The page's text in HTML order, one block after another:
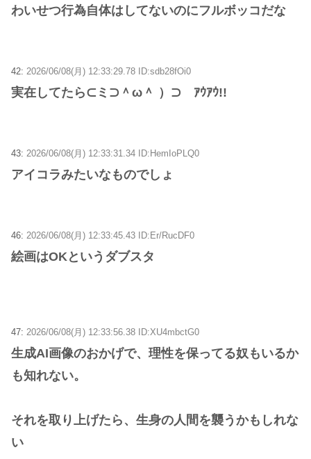
わいせつ行為自体はしてないのにフルボッコだな
42: 2026/06/08(月) 12:33:29.78 ID:sdb28fOi0
実在してたら⊂ミ⊃＾ω＾ ）⊃ ｱｳｱｳ!!
43: 2026/06/08(月) 12:33:31.34 ID:HemIoPLQ0
アイコラみたいなものでしょ
46: 2026/06/08(月) 12:33:45.43 ID:Er/RucDF0
絵画はOKというダブスタ
47: 2026/06/08(月) 12:33:56.38 ID:XU4mbctG0
生成AI画像のおかげで、理性を保ってる奴もいるか
も知れない。
それを取り上げたら、生身の人間を襲うかもしれな
い